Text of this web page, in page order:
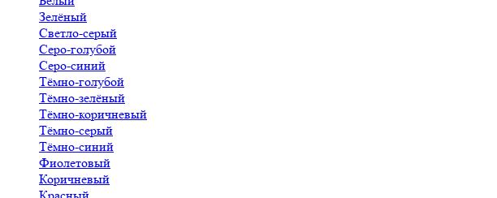
Зелёный
Светло-серый
Серо-голубой
Серо-синий
Тёмно-голубой
Тёмно-зелёный
Тёмно-коричневый
Тёмно-серый
Тёмно-синий
Фиолетовый
Коричневый